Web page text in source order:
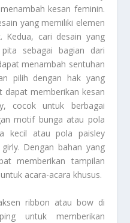
kesan feminin.
yang memiliki elemen
Kedua, cari desain yang
sebagai bagian dari
menambah sentuhan
pilih dengan hak yang
dapat memberikan kesan
cocok untuk berbagai
motif bunga atau pola
kecil atau pola paisley
Dengan bahan yang
memberikan tampilan
acara-acara khusus.
ribbon atau bow di
untuk memberikan